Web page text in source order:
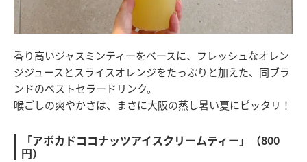
香り高いジャスミンティーをベースに、フレッシュなオレン
ジジュースとスライスオレンジをたっぷりと加えた、同ブラ
ンドのベストセラードリンク。
喉ごしの爽やかさは、まさに大阪の蒸し暑い夏にピッタリ！
「アボカドココナッツアイスクリームティー」（800
円）